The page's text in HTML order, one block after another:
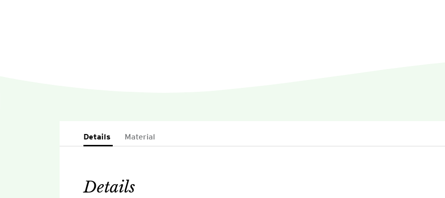
Details Material
Details